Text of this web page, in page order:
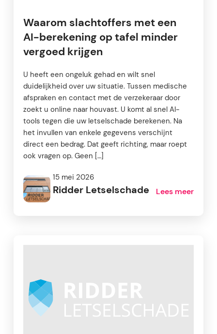
Waarom slachtoffers met een
AI-berekening op tafel minder
vergoed krijgen
U heeft een ongeluk gehad en wilt snel
duidelijkheid over uw situatie. Tussen medische
afspraken en contact met de verzekeraar door
zoekt u online naar houvast. U komt al snel AI-
tools tegen die uw letselschade berekenen. Na
het invullen van enkele gegevens verschijnt
direct een bedrag. Dat geeft richting, maar roept
ook vragen op. Geen […]
15 mei 2026
Ridder Letselschade Lees meer